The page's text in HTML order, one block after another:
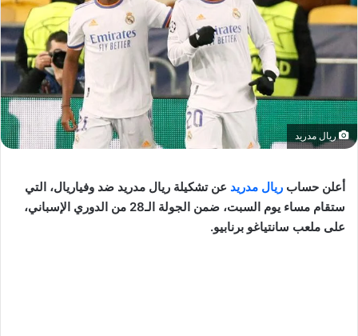
ريال مدريد
أعلن حساب ريال مدريد عن تشكيلة ريال مدريد ضد وفياريال، التي
ستقام مساء يوم السبت، ضمن الجولة الـ28 من الدوري الإسباني،
على ملعب سانتياغو برنابيو.